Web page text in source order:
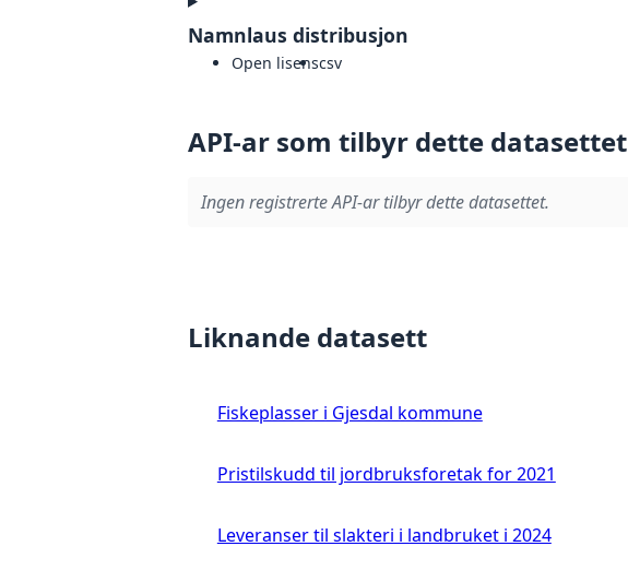
Namnlaus distribusjon
Open lisenscsv
API-ar som tilbyr dette datasettet
Ingen registrerte API-ar tilbyr dette datasettet.
Liknande datasett
Fiskeplasser i Gjesdal kommune
Pristilskudd til jordbruksforetak for 2021
Leveranser til slakteri i landbruket i 2024